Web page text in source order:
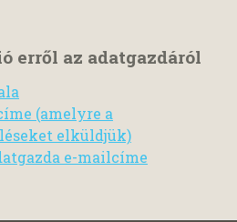
erről az adatgazdáról
(amelyre a
elküldjük)
e-mailcíme